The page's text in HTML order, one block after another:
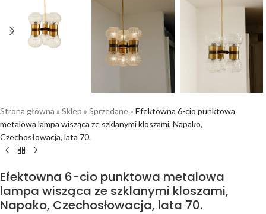
Strona główna » Sklep » Sprzedane» Efektowna 6-cio punktowa
metalowa lampa wisząca ze szklanymi kloszami, Napako,
Czechosłowacja, lata 70.
Efektowna 6-cio punktowa metalowa
lampa wisząca ze szklanymi kloszami,
Napako, Czechosłowacja, lata 70.